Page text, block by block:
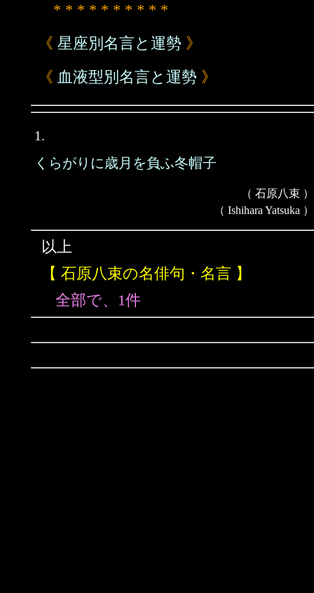
* * * * * * * * * *
《 星座別名言と運勢 》
《 血液型別名言と運勢 》
1.
くらがりに歳月を負ふ冬帽子
（ 石原八束 ）
（ Ishihara Yatsuka ）
以上
【 石原八束の名俳句・名言 】
全部で、1件